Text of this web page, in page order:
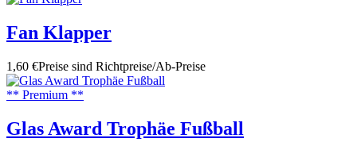
Fan Klapper
1,60 €Preise sind Richtpreise/Ab-Preise
** Premium **
Glas Award Trophäe Fußball